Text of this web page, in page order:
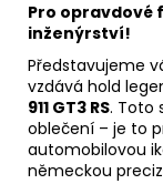
Pro opravdové
inženýrství!
Představujeme
vzdává hold
911 GT3 RS. Toto
oblečení – je to
automobilovou
německou